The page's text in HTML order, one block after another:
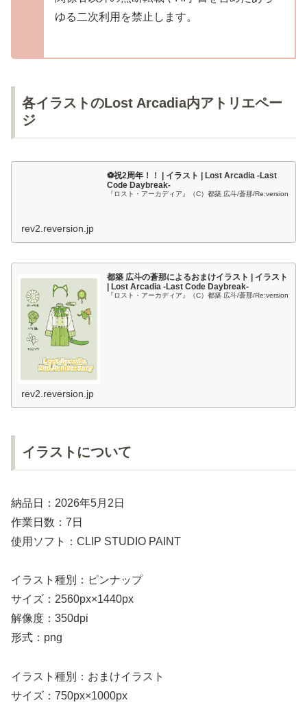
ゆる二次利用を禁止します。
各イラストのLost Arcadia内アトリエペー
ジ
⚽️祝2周年！！ | イラスト | Lost Arcadia -Last
Code Daybreak-
『ロスト・アーカディア』（C）都築 広斗/蒼那/Re:version
rev2.reversion.jp
都築 広斗の蒼那によるおまけイラスト | イラスト
| Lost Arcadia -Last Code Daybreak-
『ロスト・アーカディア』（C）都築 広斗/蒼那/Re:version
rev2.reversion.jp
イラストについて
納品日：2026年5月2日
作業日数：7日
使用ソフト：CLIP STUDIO PAINT
イラスト種別：ピンナップ
サイズ：2560px×1440px
解像度：350dpi
形式：png
イラスト種別：おまけイラスト
サイズ：750px×1000px